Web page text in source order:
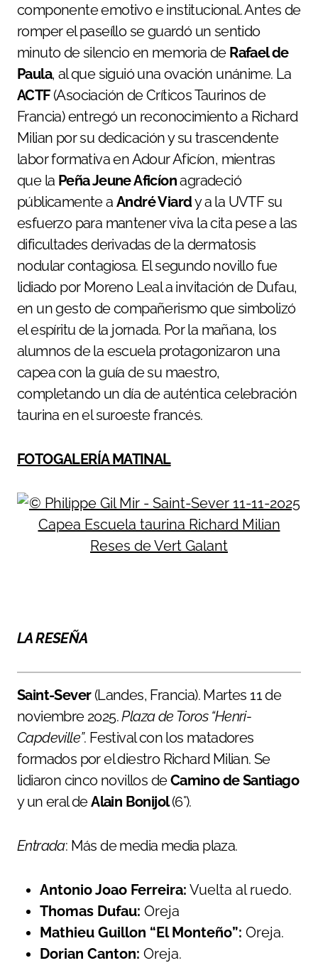
componente emotivo e institucional. Antes de
romper el paseíllo se guardó un sentido
minuto de silencio en memoria de Rafael de
Paula, al que siguió una ovación unánime. La
ACTF(Asociación de Críticos Taurinos de
Francia) entregó un reconocimiento a Richard
Milian por su dedicación y su trascendente
labor formativa en Adour Aficíon, mientras
que la Peña Jeune Aficíonagradeció
públicamente a André Viardy a la UVTF su
esfuerzo para mantener viva la cita pese a las
dificultades derivadas de la dermatosis
nodular contagiosa. El segundo novillo fue
lidiado por Moreno Leal a invitación de Dufau,
en un gesto de compañerismo que simbolizó
el espíritu de la jornada. Por la mañana, los
alumnos de la escuela protagonizaron una
capea con la guía de su maestro,
completando un día de auténtica celebración
taurina en el suroeste francés.
FOTOGALERÍA MATINAL
LA RESEÑA
Saint-Sever(Landes, Francia). Martes 11 de
noviembre 2025.Plaza de Toros “Henri-
Capdeville”. Festival con los matadores
formados por el diestro Richard Milian. Se
lidiaron cinco novillos deCamino de Santiago
y un eral deAlain Bonijol(6°).
Entrada: Más de media media plaza.
Antonio Joao Ferreira: Vuelta al ruedo.
Thomas Dufau: Oreja
Mathieu Guillon “El Monteño”: Oreja.
Dorian Canton: Oreja.